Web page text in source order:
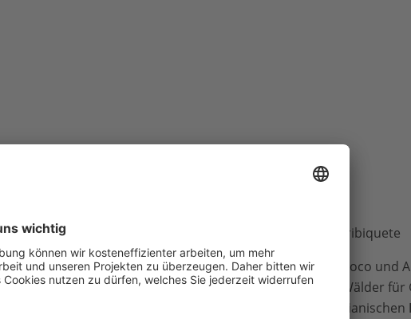
Projektregionen
Chiribiquete
und Weltnaturerbe Am Übergang zwischen Anden, Orinoco und
Seine Erweiterung […] Doch alsNationalparksind die Wälder für
See liegt in der Pufferzone am Rande des kolumbianischen